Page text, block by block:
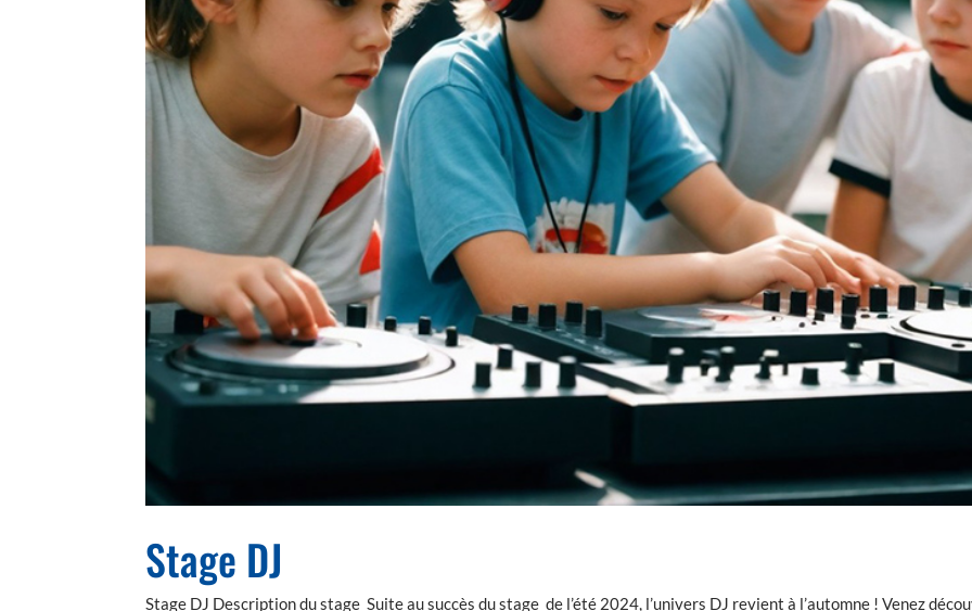
Stage DJ
Stage DJ Description du stage Suite au succès du stage de l’été 2024, l’univers DJ revient à l’automne ! Venez